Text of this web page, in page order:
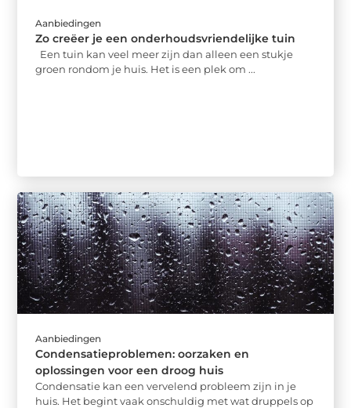
Aanbiedingen
Zo creëer je een onderhoudsvriendelijke tuin
Een tuin kan veel meer zijn dan alleen een stukje
groen rondom je huis. Het is een plek om ...
Aanbiedingen
Condensatieproblemen: oorzaken en
oplossingen voor een droog huis
Condensatie kan een vervelend probleem zijn in je
huis. Het begint vaak onschuldig met wat druppels op